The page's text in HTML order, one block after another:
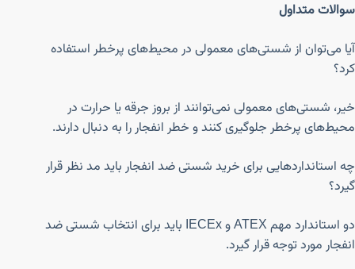
سوالات متداول
آیا می‌توان از شستی‌های معمولی در محیط‌های پرخطر استفاده
کرد؟
خیر، شستی‌های معمولی نمی‌توانند از بروز جرقه یا حرارت در
محیط‌های پرخطر جلوگیری کنند و خطر انفجار را به دنبال دارند.
چه استانداردهایی برای خرید شستی ضد انفجار باید مد نظر قرار
گیرد؟
دو استاندارد مهم ATEX و IECEx باید برای انتخاب شستی ضد
انفجار مورد توجه قرار گیرد.